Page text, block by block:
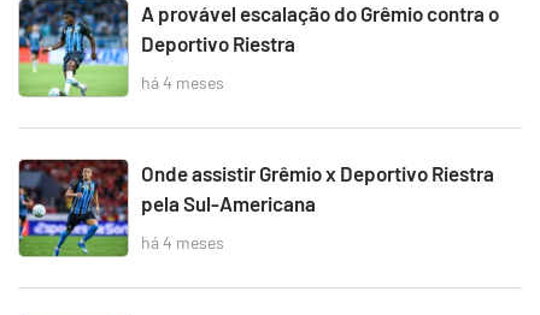
A provável escalação do Grêmio contra o
Deportivo Riestra
há 4 meses
Onde assistir Grêmio x Deportivo Riestra
pela Sul-Americana
há 4 meses